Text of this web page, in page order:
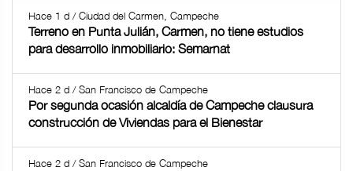
Hace 1 d / Ciudad del Carmen, Campeche
Terreno en Punta Julián, Carmen, no tiene estudios
para desarrollo inmobiliario: Semarnat
Hace 2 d / San Francisco de Campeche
Por segunda ocasión alcaldía de Campeche clausura
construcción de Viviendas para el Bienestar
Hace 2 d / San Francisco de Campeche